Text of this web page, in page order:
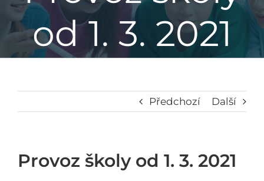
Základní škola
Mateřská škola
od 1. 3. 2021
Předchozí Další
Provoz školy od 1. 3. 2021